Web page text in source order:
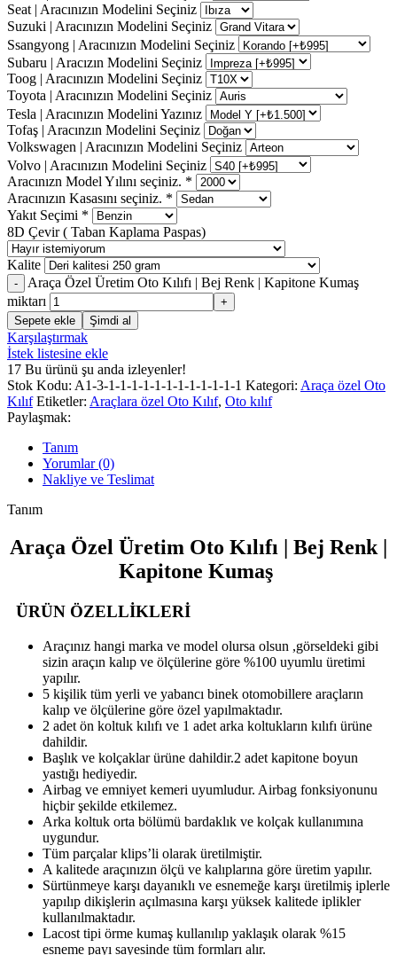
Seat | Aracınızın Modelini Seçiniz
Suzuki | Aracınızın Modelini Seçiniz
Ssangyong | Aracınızın Modelini Seçiniz
Subaru | Aracızın Modelini Seçiniz
Toog | Aracınızın Modelini Seçiniz
Toyota | Aracınızın Modelini Seçiniz
Tesla | Aracınızın Modelini Yazınız
Tofaş | Aracınzın Modelini Seçiniz
Volkswagen | Aracınızın Modelini Seçiniz
Volvo | Aracınızın Modelini Seçiniz
Aracınızn Model Yılını seçiniz. *
Aracınızın Kasasını seçiniz. *
Yakıt Seçimi *
8D Çevir ( Taban Kaplama Paspas)
Kalite
Araça Özel Üretim Oto Kılıfı | Bej Renk | Kapitone Kumaş
miktarı
Sepete ekle Şimdi al
Karşılaştırmak
İstek listesine ekle
17 Bu ürünü şu anda izleyenler!
Stok Kodu: A1-3-1-1-1-1-1-1-1-1-1-1-1-1 Kategori: Araça özel Oto
Kılıf Etiketler: Araçlara özel Oto Kılıf, Oto kılıf
Paylaşmak:
Tanım
Yorumlar (0)
Nakliye ve Teslimat
Tanım
Araça Özel Üretim Oto Kılıfı | Bej Renk |
Kapitone Kumaş
ÜRÜN ÖZELLİKLERİ
Araçınız hangi marka ve model olursa olsun ,görseldeki gibi
sizin araçın kalıp ve ölçülerine göre %100 uyumlu üretimi
yapılır.
5 kişilik tüm yerli ve yabancı binek otomobillere araçların
kalıp ve ölçülerine göre özel yapılmaktadır.
2 adet ön koltuk kılıfı ve 1 adet arka koltukların kılıfı ürüne
dahildir.
Başlık ve kolçaklar ürüne dahildir.2 adet kapitone boyun
yastığı hediyedir.
Airbag ve emniyet kemeri uyumludur. Airbag fonksiyonunu
hiçbir şekilde etkilemez.
Arka koltuk orta bölümü bardaklık ve kolçak kullanımına
uygundur.
Tüm parçalar klips’li olarak üretilmiştir.
A kalitede araçınızın ölçü ve kalıplarına göre üretim yapılır.
Sürtünmeye karşı dayanıklı ve esnemeğe karşı üretilmiş iplerle
yapılıp dikişlerin açılmasına karşı yüksek kalitede iplikler
kullanılmaktadır.
Lacost tipi örme kumaş kullanılıp yaklaşık olarak %15
esneme payı sayesinde tüm formları alır.